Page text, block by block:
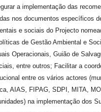
a implementação das
nos documentos específicos
e sociais do Projecto
de Gestão Ambiental e
Operacionais, Guião de
entre outros; Facilitar a
entre os vários actores
AIAS, FIPAG, SDPI, MITA,
na implementação dos